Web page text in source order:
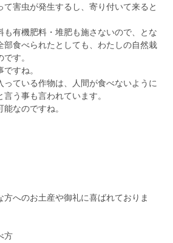
害虫が発生するし、寄り付いて来ると
も有機肥料・堆肥も施さないので、とな
部食べられたとしても、わたしの自然栽
す。
すね。
っている作物は、人間が食べないように
う事も言われています。
なのですね。
へのお土産や御礼に喜ばれておりま
方